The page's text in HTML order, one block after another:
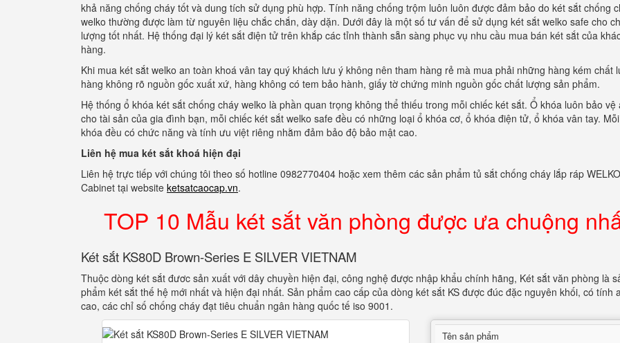
khả năng chống cháy tốt và dung tích sử dụng phù hợp. Tính năng chống trộm luôn luôn được đảm bảo do két sắt chống
welko thường được làm từ nguyên liệu chắc chắn, dày dặn. Dưới đây là một số tư vấn để sử dụng két sắt welko safe cho
lượng tốt nhất. Hệ thống đại lý két sắt điện tử trên khắp các tỉnh thành sẵn sàng phục vụ nhu cầu mua bán két sắt của
hàng.
Khi mua két sắt welko an toàn khoá vân tay quý khách lưu ý không nên tham hàng rẻ mà mua phải những hàng kém chất
hàng không rõ nguồn gốc xuất xứ, hàng không có tem bảo hành, giấy tờ chứng minh nguồn gốc chất lượng sản phẩm.
Hệ thống ổ khóa két sắt chống cháy welko là phần quan trọng không thể thiếu trong mỗi chiếc két sắt. Ổ khóa luôn bảo vệ
cho tài sản của gia đình bạn, mỗi chiếc két sắt welko safe đều có những loại ổ khóa cơ, ổ khóa điện tử, ổ khóa vân tay.
khóa đều có chức năng và tính ưu việt riêng nhằm đảm bảo độ bảo mật cao.
Liên hệ mua két sắt khoá hiện đại
Liên hệ trực tiếp với chúng tôi theo số hotline 0982770404 hoặc xem thêm các sản phẩm tủ sắt chống cháy lắp ráp
Cabinet tại website ketsatcaocap.vn.
TOP 10 Mẫu két sắt văn phòng được ưa chuộng
Két sắt KS80D Brown-Series E SILVER VIETNAM
Thuộc dòng két sắt đươc sản xuất với dây chuyền hiện đại, công nghệ được nhập khẩu chính hãng, Két sắt văn phòng là
phẩm két sắt thế hệ mới nhất và hiện đại nhất. Sản phẩm cao cấp của dòng két sắt KS được đúc đặc nguyên khối, có tính
cao, các chỉ số chống cháy đạt tiêu chuẩn ngân hàng quốc tế iso 9001.
Tên sản phẩm